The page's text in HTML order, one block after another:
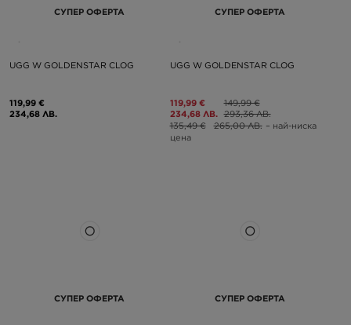
СУПЕР ОФЕРТА
UGG W GOLDENSTAR CLOG
119,99 €
234,68 ЛВ.
СУПЕР ОФЕРТА
UGG W GOLDENSTAR CLOG
119,99 €
234,68 ЛВ.
149,99 €
293,36 ЛВ.
135,49 €
265,00 ЛВ. – най-ниска
цена
СУПЕР ОФЕРТА СУПЕР ОФЕРТА